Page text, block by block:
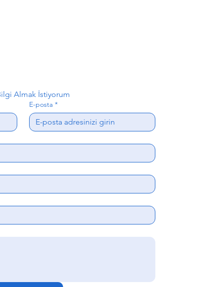
Almak İstiyorum
E-posta *